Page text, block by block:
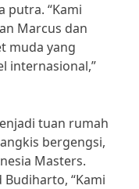
putra. “Kami
Marcus dan
muda yang
internasional,”
tuan rumah
bergengsi,
Masters.
Budiharto, “Kami